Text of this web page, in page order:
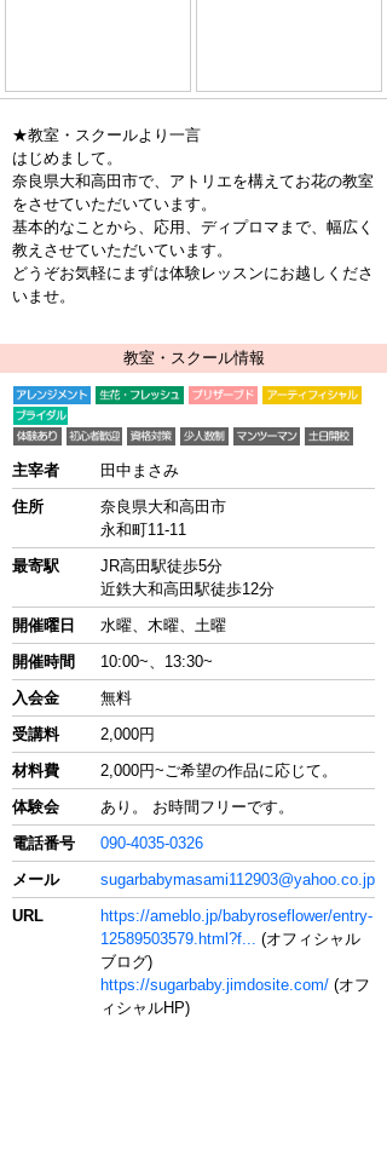
★教室・スクールより一言
はじめまして。
奈良県大和高田市で、アトリエを構えてお花の教室
をさせていただいています。
基本的なことから、応用、ディプロマまで、幅広く
教えさせていただいています。
どうぞお気軽にまずは体験レッスンにお越しくださ
いませ。
教室・スクール情報
主宰者
田中まさみ
住所
奈良県大和高田市
永和町11-11
最寄駅
JR高田駅徒歩5分
近鉄大和高田駅徒歩12分
開催曜日
水曜、木曜、土曜
開催時間
10:00~、13:30~
入会金
無料
受講料
2,000円
材料費
2,000円~ご希望の作品に応じて。
体験会
あり。 お時間フリーです。
電話番号
090-4035-0326
メール
sugarbabymasami112903@yahoo.co.jp
URL
https://ameblo.jp/babyroseflower/entry-
12589503579.html?f... (オフィシャル
ブログ)
https://sugarbaby.jimdosite.com/ (オフ
ィシャルHP)